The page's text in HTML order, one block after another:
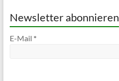
Newsletter abonnieren
E-Mail *